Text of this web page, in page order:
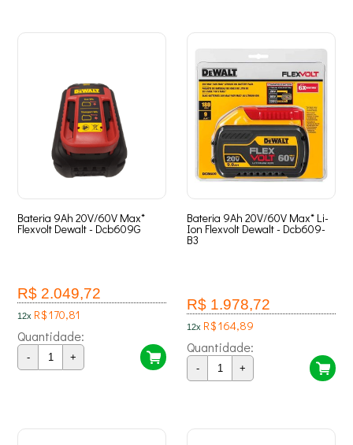
Bateria 9Ah 20V/60V Max*
Flexvolt Dewalt - Dcb609G
R$ 2.049,72
12x R$ 170,81
Quantidade:
- +
Bateria 9Ah 20V/60V Max* Li-
Ion Flexvolt Dewalt - Dcb609-
B3
R$ 1.978,72
12x R$ 164,89
Quantidade:
- +